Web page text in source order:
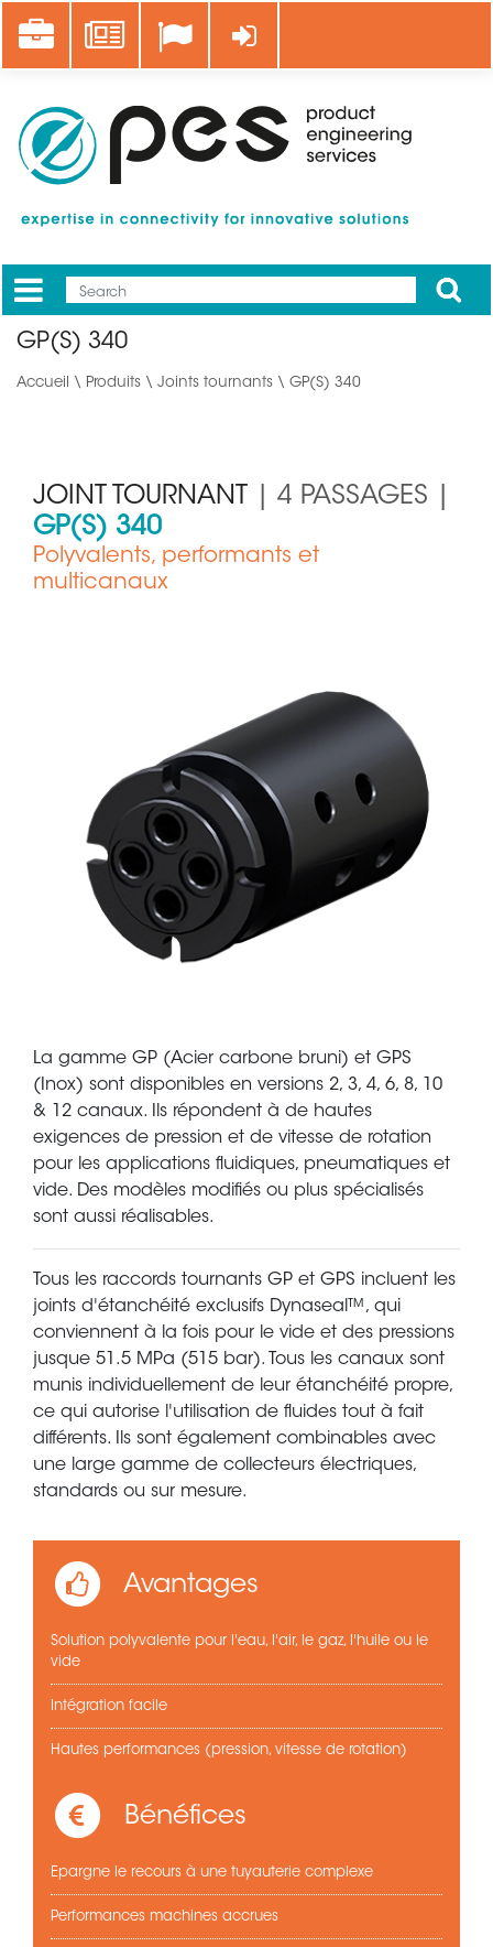
au
contenu
Career News Se connecter
Mobile
Main
Apply
GP(S) 340
Accueil \ Produits \ Joints tournants \ GP(S) 340
JOINT TOURNANT
| 4 PASSAGES |
GP(S) 340
Polyvalents, performants et
multicanaux
La gamme GP (Acier carbone bruni) et GPS
(Inox) sont disponibles en versions 2, 3, 4, 6, 8, 10
& 12 canaux. Ils répondent à de hautes
exigences de pression et de vitesse de rotation
pour les applications fluidiques, pneumatiques et
vide. Des modèles modifiés ou plus spécialisés
sont aussi réalisables.
Tous les raccords tournants GP et GPS incluent les
joints d'étanchéité exclusifs Dynaseal™, qui
conviennent à la fois pour le vide et des pressions
jusque 51.5 MPa (515 bar). Tous les canaux sont
munis individuellement de leur étanchéité propre,
ce qui autorise l'utilisation de fluides tout à fait
différents. Ils sont également combinables avec
une large gamme de collecteurs électriques,
standards ou sur mesure.
Avantages
Solution polyvalente pour l'eau, l'air, le gaz, l'huile ou le
vide
Intégration facile
Hautes performances (pression, vitesse de rotation)
Bénéfices
Epargne le recours à une tuyauterie complexe
Performances machines accrues